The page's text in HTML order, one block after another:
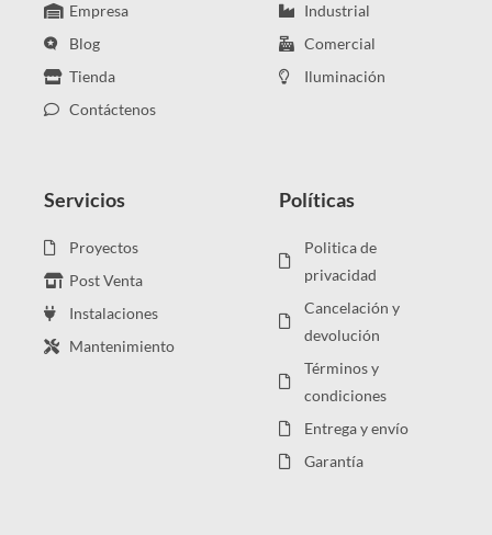
Empresa
Blog
Tienda
Contáctenos
Industrial
Comercial
Iluminación
Servicios
Proyectos
Post Venta
Instalaciones
Mantenimiento
Políticas
Politica de
privacidad
Cancelación y
devolución
Términos y
condiciones
Entrega y envío
Garantía